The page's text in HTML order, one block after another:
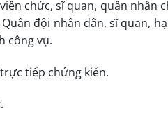
chức, sĩ quan, quân nhân
đội nhân dân, sĩ quan,
công vụ.
tiếp chứng kiến.